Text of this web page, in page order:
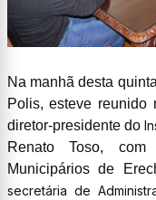
Na manhã desta
Polis, esteve
diretor-presidente do
Renato Toso,
Municipários de
secretária de